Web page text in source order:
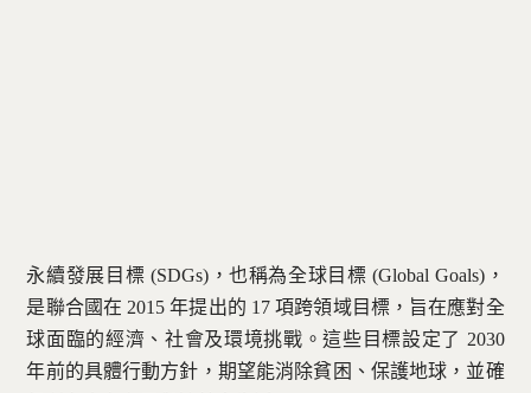
永續發展目標 (SDGs)，也稱為全球目標 (Global Goals)，
是聯合國在 2015 年提出的 17 項跨領域目標，旨在應對全
球面臨的經濟、社會及環境挑戰。這些目標設定了 2030
年前的具體行動方針，期望能消除貧困、保護地球，並確